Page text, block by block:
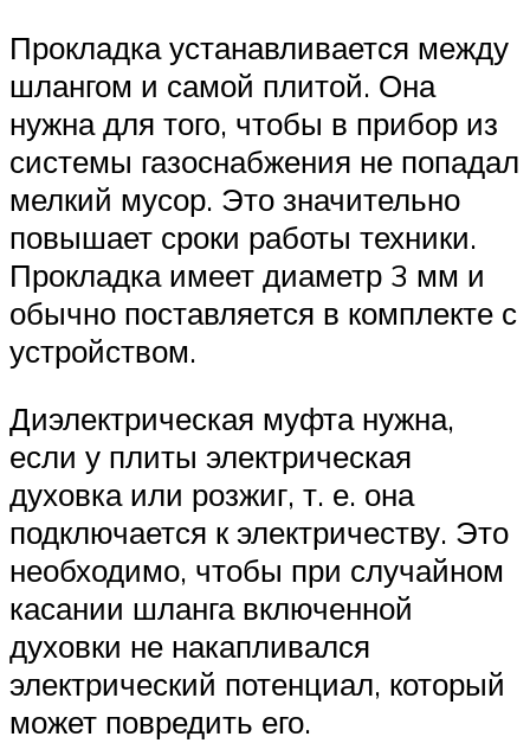
Прокладка устанавливается между
шлангом и самой плитой. Она
нужна для того, чтобы в прибор из
системы газоснабжения не попадал
мелкий мусор. Это значительно
повышает сроки работы техники.
Прокладка имеет диаметр 3 мм и
обычно поставляется в комплекте с
устройством.
Диэлектрическая муфта нужна,
если у плиты электрическая
духовка или розжиг, т. е. она
подключается к электричеству. Это
необходимо, чтобы при случайном
касании шланга включенной
духовки не накапливался
электрический потенциал, который
может повредить его.